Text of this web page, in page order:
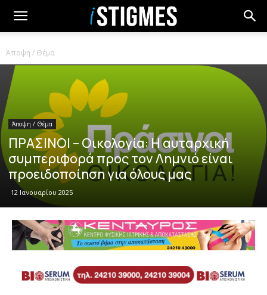
Άποψη / Θέμα
Άποψη / Θέμα
ΠΡΑΣΙΝΟΙ – Οικολογία: Η αυταρχική
συμπεριφορά προς τον Λημνιό είναι
προειδοποίηση για όλους μας
12 Ιανουαρίου 2025